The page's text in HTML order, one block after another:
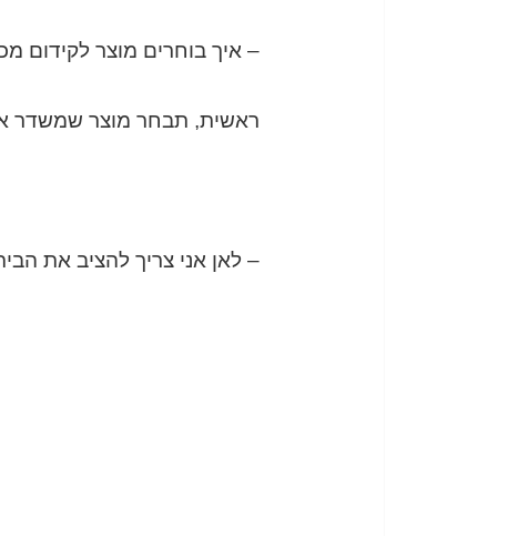
– איך בוחרים מוצר לקידום
ראשית, תבחר מוצר שמשדר
– לאן אני צריך להציב את